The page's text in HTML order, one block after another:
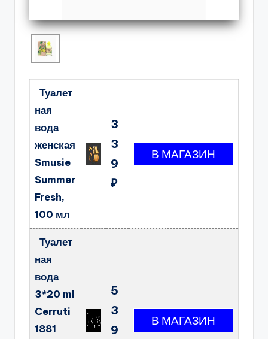
Туалет
ная
вода
женская
Smusie
Summer
Fresh,
100 мл
3
3
9
₽
Туалет
ная
вода
3*20 ml
Cerruti
1881
5
3
9